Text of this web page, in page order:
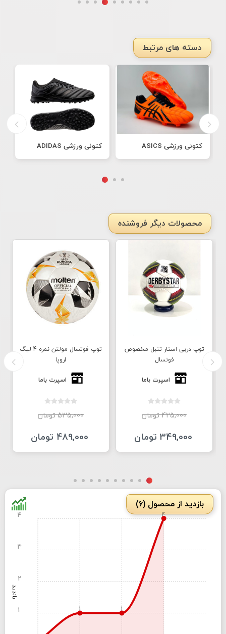
دسته های مرتبط
کتونی ورزشی ASICS کتونی ورزشی ADIDAS
محصولات دیگر فروشنده
توپ دربی استار تنبل مخصوص
فوتسال
اسپرت باما
425,000 تومان
349,000 تومان
توپ فوتسال مولتن نمره 4 لیگ
اروپا
اسپرت باما
535,000 تومان
489,000 تومان
بازدید از محصول (6)
بازدید
1 1
4
1
2
3
4